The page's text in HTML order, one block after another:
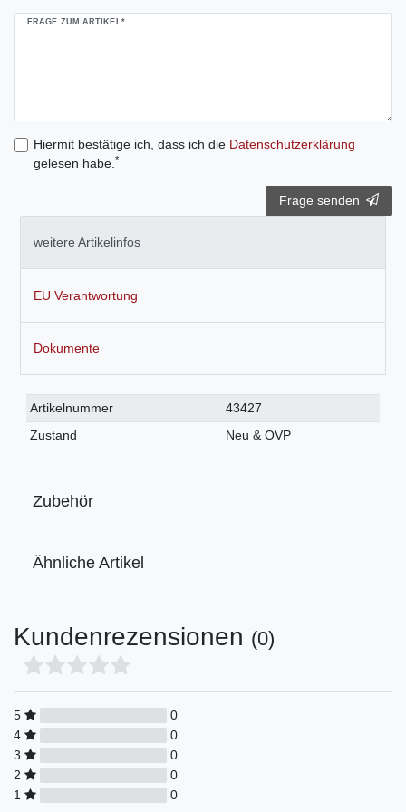
FRAGE ZUM ARTIKEL*
Hiermit bestätige ich, dass ich die Daten­schutz­erklärung
gelesen habe. *
Frage senden
weitere Artikelinfos
EU Verantwortung
Dokumente
Technisches
Merkmal
Wert
Artikelnummer
43427
Zustand
Neu & OVP
Zubehör
Ähnliche Artikel
Kundenrezensionen (0)
5
0
4
0
3
0
2
0
1
0